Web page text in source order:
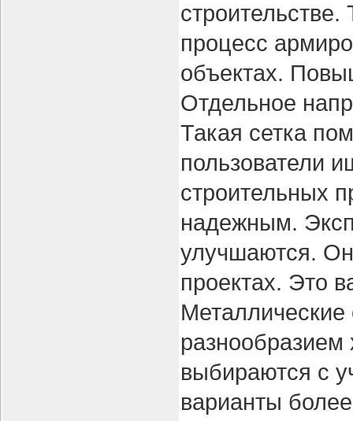
процесс
объектах.
Отдельное
Такая сетка
пользователи
строительных
надежным.
улучшаются.
проектах. Это
разнообразием
выбираются с
варианты